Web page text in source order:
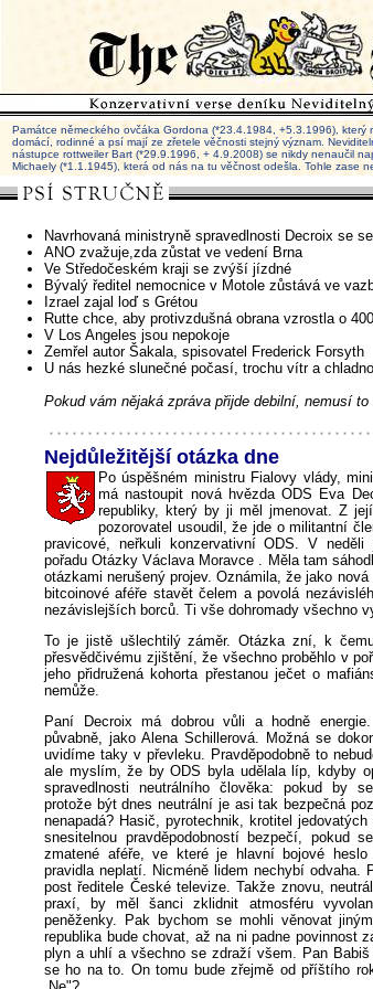
Památce německého ovčáka Gordona (*23.4.1984, +5.3.1996), který
domácí, rodinné a psí mají ze zřetele věčnosti stejný význam.
nástupce rottweiler Bart (*29.9.1996, + 4.9.2008) se nikdy nenaučil
Michaely (*1.1.1945), která od nás na tu věčnost odešla. Tohle zase
Navrhovaná ministryně spravedlnosti Decroix se
ANO zvažuje,zda zůstat ve vedení Brna
Ve Středočeském kraji se zvýší jízdné
Bývalý ředitel nemocnice v Motole zůstává ve
Izrael zajal loď s Grétou
Rutte chce, aby protivzdušná obrana vzrostla o
V Los Angeles jsou nepokoje
Zemřel autor Šakala, spisovatel Frederick Forsyth
U nás hezké slunečné počasí, trochu vítr a chladno
Pokud vám nějaká zpráva přijde debilní, nemusí to
Nejdůležitější otázka dne
Po úspěšném ministru Fialovy vlády,
má nastoupit nová hvězda ODS Eva
republiky, který by ji měl jmenovat. Z
pozorovatel usoudil, že jde o militantní
pravicové, neřkuli konzervativní ODS. V
pořadu Otázky Václava Moravce . Měla tam
otázkami nerušený projev. Oznámila, že jako
bitcoinové aféře stavět čelem a povolá
nezávislejších borců. Ti vše dohromady všechno
To je jistě ušlechtilý záměr. Otázka zní, k
přesvědčivému zjištění, že všechno proběhlo v
jeho přidružená kohorta přestanou ječet o
nemůže.
Paní Decroix má dobrou vůli a hodně
půvabně, jako Alena Schillerová. Možná se
uvidíme taky v převleku. Pravděpodobně to
ale myslím, že by ODS byla udělala líp, kdyby
spravedlnosti neutrálního člověka: pokud by
protože být dnes neutrální je asi tak bezpečná
nenapadá? Hasič, pyrotechnik, krotitel
snesitelnou pravděpodobností bezpečí, pokud
zmatené aféře, ve které je hlavní bojové
pravidla neplatí. Nicméně lidem nechybí odvaha.
post ředitele České televize. Takže znovu,
praxí, by měl šanci zklidnit atmosféru
peněženky. Pak bychom se mohli věnovat
republika bude chovat, až na ni padne povinnost
plyn a uhlí a všechno se zdraží všem. Pan
se ho na to. On tomu bude zřejmě od příštího